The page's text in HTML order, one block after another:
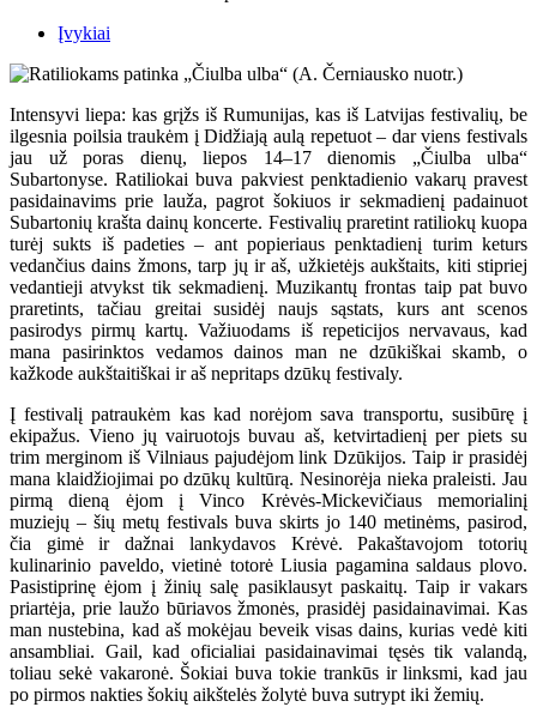
Įvykiai
Intensyvi liepa: kas grįžs iš Rumunijas, kas iš Latvijas festivalių, be
ilgesnia poilsia traukėm į Didžiają aulą repetuot – dar viens festivals
jau už poras dienų, liepos 14–17 dienomis „Čiulba ulba“
Subartonyse. Ratiliokai buva pakviest penktadienio vakarų pravest
pasidainavims prie lauža, pagrot šokiuos ir sekmadienį padainuot
Subartonių krašta dainų koncerte. Festivalių praretint ratiliokų kuopa
turėj sukts iš padeties – ant popieriaus penktadienį turim keturs
vedančius dains žmons, tarp jų ir aš, užkietėjs aukštaits, kiti stipriej
vedantieji atvykst tik sekmadienį. Muzikantų frontas taip pat buvo
praretints, tačiau greitai susidėj naujs sąstats, kurs ant scenos
pasirodys pirmų kartų. Važiuodams iš repeticijos nervavaus, kad
mana pasirinktos vedamos dainos man ne dzūkiškai skamb, o
kažkode aukštaitiškai ir aš nepritaps dzūkų festivaly.
Į festivalį patraukėm kas kad norėjom sava transportu, susibūrę į
ekipažus. Vieno jų vairuotojs buvau aš, ketvirtadienį per piets su
trim merginom iš Vilniaus pajudėjom link Dzūkijos. Taip ir prasidėj
mana klaidžiojimai po dzūkų kultūrą. Nesinorėja nieka praleisti. Jau
pirmą dieną ėjom į Vinco Krėvės-Mickevičiaus memorialinį
muziejų – šių metų festivals buva skirts jo 140 metinėms, pasirod,
čia gimė ir dažnai lankydavos Krėvė. Pakaštavojom totorių
kulinarinio paveldo, vietinė totorė Liusia pagamina saldaus plovo.
Pasistiprinę ėjom į žinių salę pasiklausyt paskaitų. Taip ir vakars
priartėja, prie laužo būriavos žmonės, prasidėj pasidainavimai. Kas
man nustebina, kad aš mokėjau beveik visas dains, kurias vedė kiti
ansambliai. Gail, kad oficialiai pasidainavimai tęsės tik valandą,
toliau sekė vakaronė. Šokiai buva tokie trankūs ir linksmi, kad jau
po pirmos nakties šokių aikštelės žolytė buva sutrypt iki žemių.